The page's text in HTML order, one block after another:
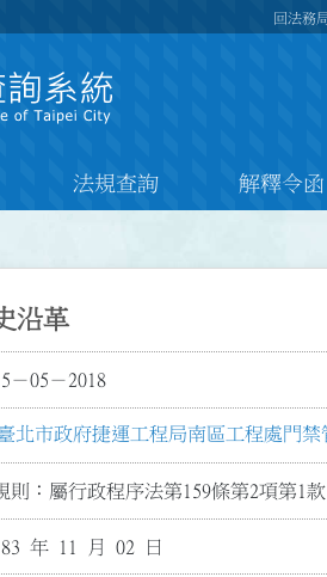
回法務
法規查詢 解釋令函
沿革
－05－2018
北市政府捷運工程局南區工程處門禁
則：屬行政程序法第159條第2項第1款
年 11 月 02 日